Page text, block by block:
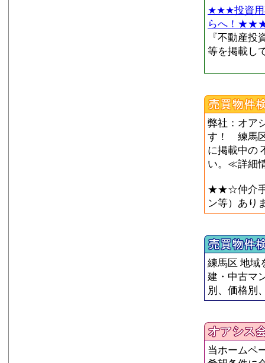
★★★投資用
らへ！
『不動産
等を掲載し
弊社：オア
す！ 練馬区
に掲載中の
い。≪詳細
★★☆仲介手
ン等）あ
練馬区 地域
建・中古マ
別、価格別
当ホームペ